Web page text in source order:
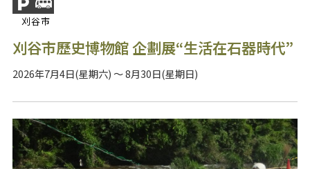
刈谷市
刈谷市歷史博物館 企劃展“生活在石器時代”
2026年7月4日(星期六) ～ 8月30日(星期日)